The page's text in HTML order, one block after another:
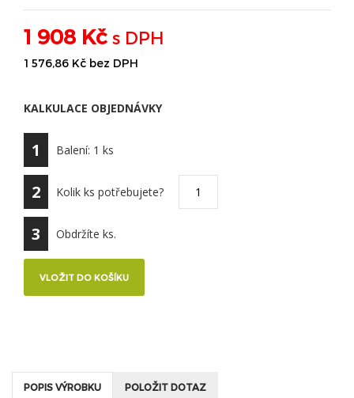
1 908 Kč s DPH
1 576,86 Kč bez DPH
KALKULACE OBJEDNÁVKY
1 Balení: 1 ks
2 Kolik ks potřebujete?
3 Obdržíte ks.
POPIS VÝROBKU POLOŽIT DOTAZ